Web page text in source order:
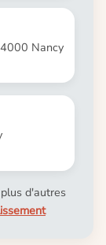
Nancy
d'autres